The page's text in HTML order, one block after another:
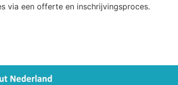
via een offerte en inschrijvingsproces.